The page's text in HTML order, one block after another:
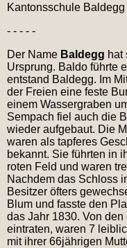
Kantonsschule
- - - - -
Der Name Baldegg hat
Ursprung. Baldo führte
entstand Baldegg. Im
der Freien eine feste
einem Wassergraben
Sempach fiel auch die
wieder aufgebaut. Die
waren als tapferes
bekannt. Sie führten in
roten Feld und waren
Nachdem das Schloss
Besitzer öfters
Blum und fasste den
das Jahr 1830. Von
eintraten, waren 7
mit ihrer 66jährigen